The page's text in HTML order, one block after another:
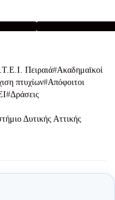
Πειραιά Ακαδημαϊκοί
πτυχίων Απόφοιτοι
Δράσεις
Δυτικής Αττικής